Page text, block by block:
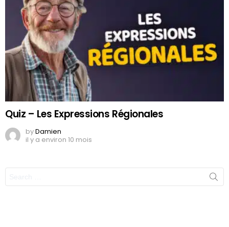
Quiz – Les Expressions Régionales
byDamien
il y a environ 10 mois